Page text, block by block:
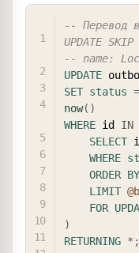
-- Перевод в
UPDATE SKIP
-- name:
UPDATE
SET status =
now( )
WHERE id IN
SELECT
WHERE
ORDER BY
LIMIT
FOR
)
RETURNING * ;